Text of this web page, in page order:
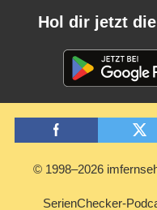
Hol dir jetzt die
© 1998–2026
SerienChecker-